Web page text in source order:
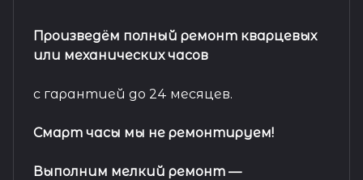
Произведём полный ремонт кварцевых
или механических часов
с гарантией до 24 месяцев.
Смарт часы мы не ремонтируем!
Выполним мелкий ремонт —